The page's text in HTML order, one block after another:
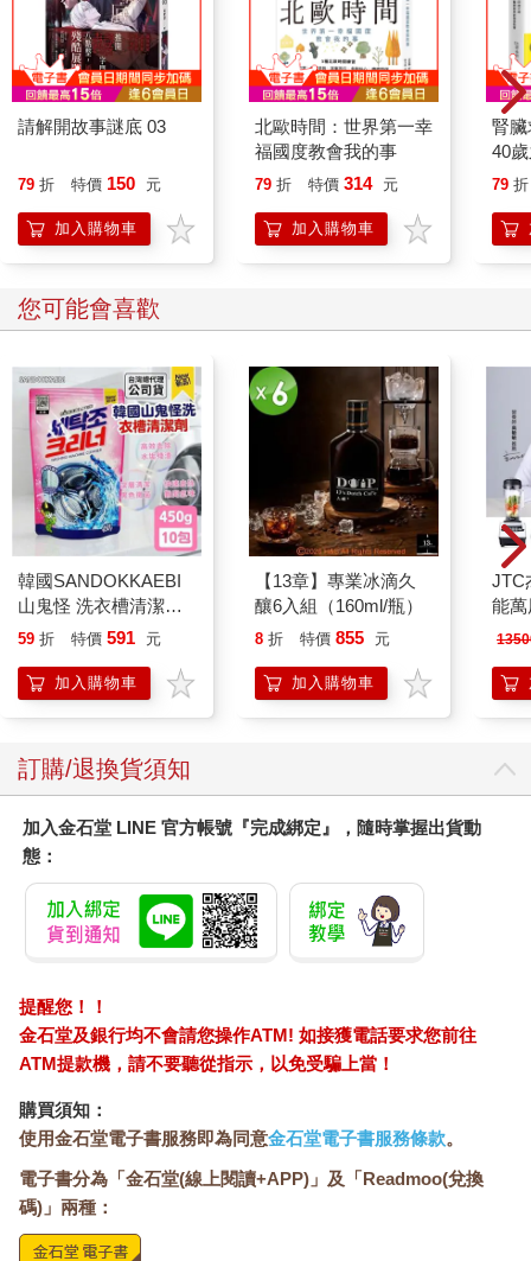
請解開故事謎底 03
79 折 特價 150 元
加入購物車
北歐時間：世界第一幸
福國度教會我的事
79 折 特價 314 元
加入購物車
腎
40
就
79 折
您可能會喜歡
韓國SANDOKKAEBI
山鬼怪 洗衣槽清潔劑
450公克-10包組
59 折 特價 591 元
加入購物車
【13章】專業冰滴久
釀6入組（160ml/瓶）
8 折 特價 855 元
加入購物車
JTC
能
訂購/退換貨須知
加入金石堂 LINE 官方帳號『完成綁定』，隨時掌握出貨動
態：
提醒您！！
金石堂及銀行均不會請您操作ATM! 如接獲電話要求您前往
ATM提款機，請不要聽從指示，以免受騙上當！
購買須知：
使用金石堂電子書服務即為同意金石堂電子書服務條款。
電子書分為「金石堂(線上閱讀+APP)」及「Readmoo(兌換
碼)」兩種：